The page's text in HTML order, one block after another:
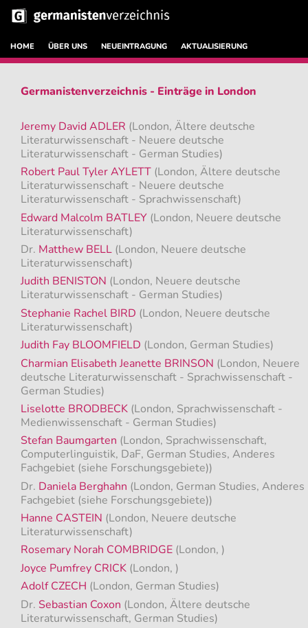
HOME ÜBER UNS NEUEINTRAGUNG AKTUALISIERUNG
Germanistenverzeichnis - Einträge in London
Jeremy David ADLER (London, Ältere deutsche
Literaturwissenschaft - Neuere deutsche
Literaturwissenschaft - German Studies)
Robert Paul Tyler AYLETT (London, Ältere deutsche
Literaturwissenschaft - Neuere deutsche
Literaturwissenschaft - Sprachwissenschaft)
Edward Malcolm BATLEY (London, Neuere deutsche
Literaturwissenschaft)
Dr. Matthew BELL (London, Neuere deutsche
Literaturwissenschaft)
Judith BENISTON (London, Neuere deutsche
Literaturwissenschaft - German Studies)
Stephanie Rachel BIRD (London, Neuere deutsche
Literaturwissenschaft)
Judith Fay BLOOMFIELD (London, German Studies)
Charmian Elisabeth Jeanette BRINSON (London, Neuere
deutsche Literaturwissenschaft - Sprachwissenschaft -
German Studies)
Liselotte BRODBECK (London, Sprachwissenschaft -
Medienwissenschaft - German Studies)
Stefan Baumgarten (London, Sprachwissenschaft,
Computerlinguistik, DaF, German Studies, Anderes
Fachgebiet (siehe Forschungsgebiete))
Dr. Daniela Berghahn (London, German Studies, Anderes
Fachgebiet (siehe Forschungsgebiete))
Hanne CASTEIN (London, Neuere deutsche
Literaturwissenschaft)
Rosemary Norah COMBRIDGE (London, )
Joyce Pumfrey CRICK (London, )
Adolf CZECH (London, German Studies)
Dr. Sebastian Coxon (London, Ältere deutsche
Literaturwissenschaft, German Studies)